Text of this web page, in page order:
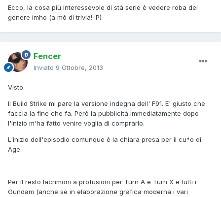
Ecco, la cosa più interessevole di stà serie è vedere roba del
genere imho (a mò di trivia! :P)
Fencer
Inviato 9 Ottobre, 2013
Visto.
Il Build Strike mi pare la versione indegna dell' F91. E' giusto che
faccia la fine che fa. Però la pubblicità immediatamente dopo
l'inizio m'ha fatto venire voglia di comprarlo.
L'inizio dell'episodio comunque è la chiara presa per il cu*o di
Age.
Per il resto lacrimoni a profusioni per Turn A e Turn X e tutti i
Gundam (anche se in elaborazione grafica moderna i vari